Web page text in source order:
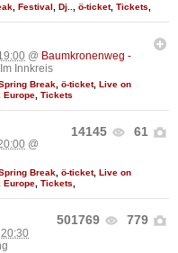
Festival Dj.. ö-ticket, Tickets
@ Baumkronenweg -
Innkreis
Break ö-ticket, Live on
Europe Tickets
14145 61
@
Break, ö-ticket, Live on
Europe, Tickets,
501769 779